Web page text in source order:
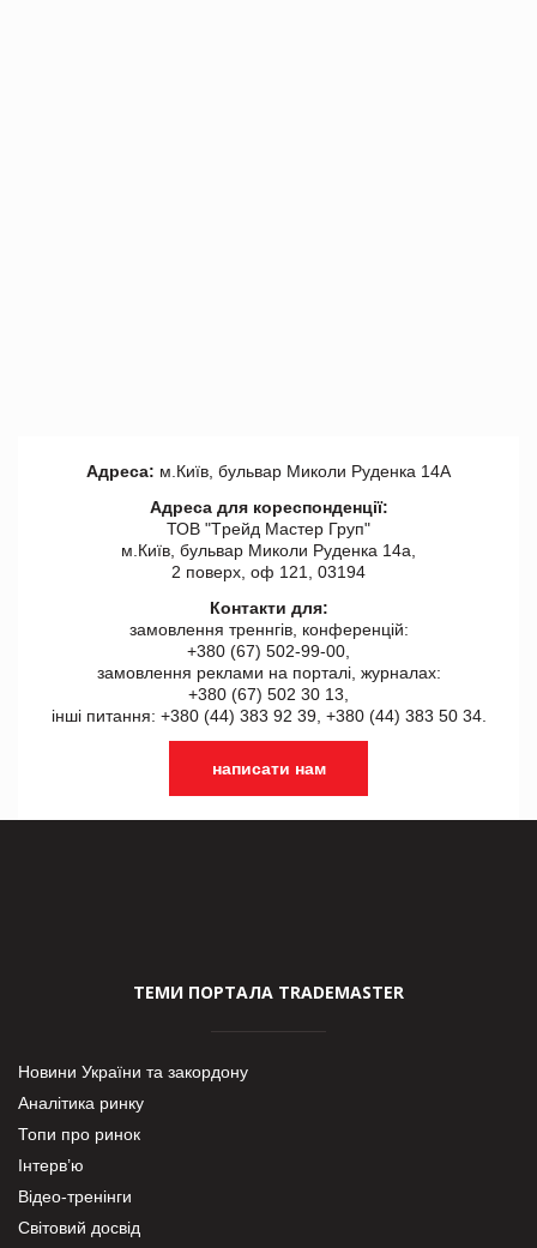
Адреса: м.Київ, бульвар Миколи Руденка 14А
Адреса для кореспонденції:
ТОВ "Tрейд Мастер Груп"
м.Київ, бульвар Миколи Руденка 14а,
2 поверх, оф 121, 03194
Контакти для:
замовлення треннгів, конференцій:
+380 (67) 502-99-00,
замовлення реклами на порталі, журналах:
+380 (67) 502 30 13,
інші питання: +380 (44) 383 92 39, +380 (44) 383 50 34.
написати нам
ТЕМИ ПОРТАЛА TRADEMASTER
Новини України та закордону
Аналітика ринку
Топи про ринок
Інтерв’ю
Відео-тренінги
Світовий досвід